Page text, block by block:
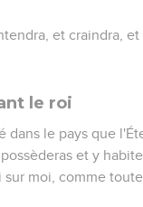
et craindra, et
le roi
dans le pays que
et y
sur moi, comme